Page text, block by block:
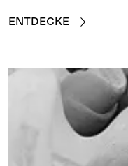
ENTDECKE